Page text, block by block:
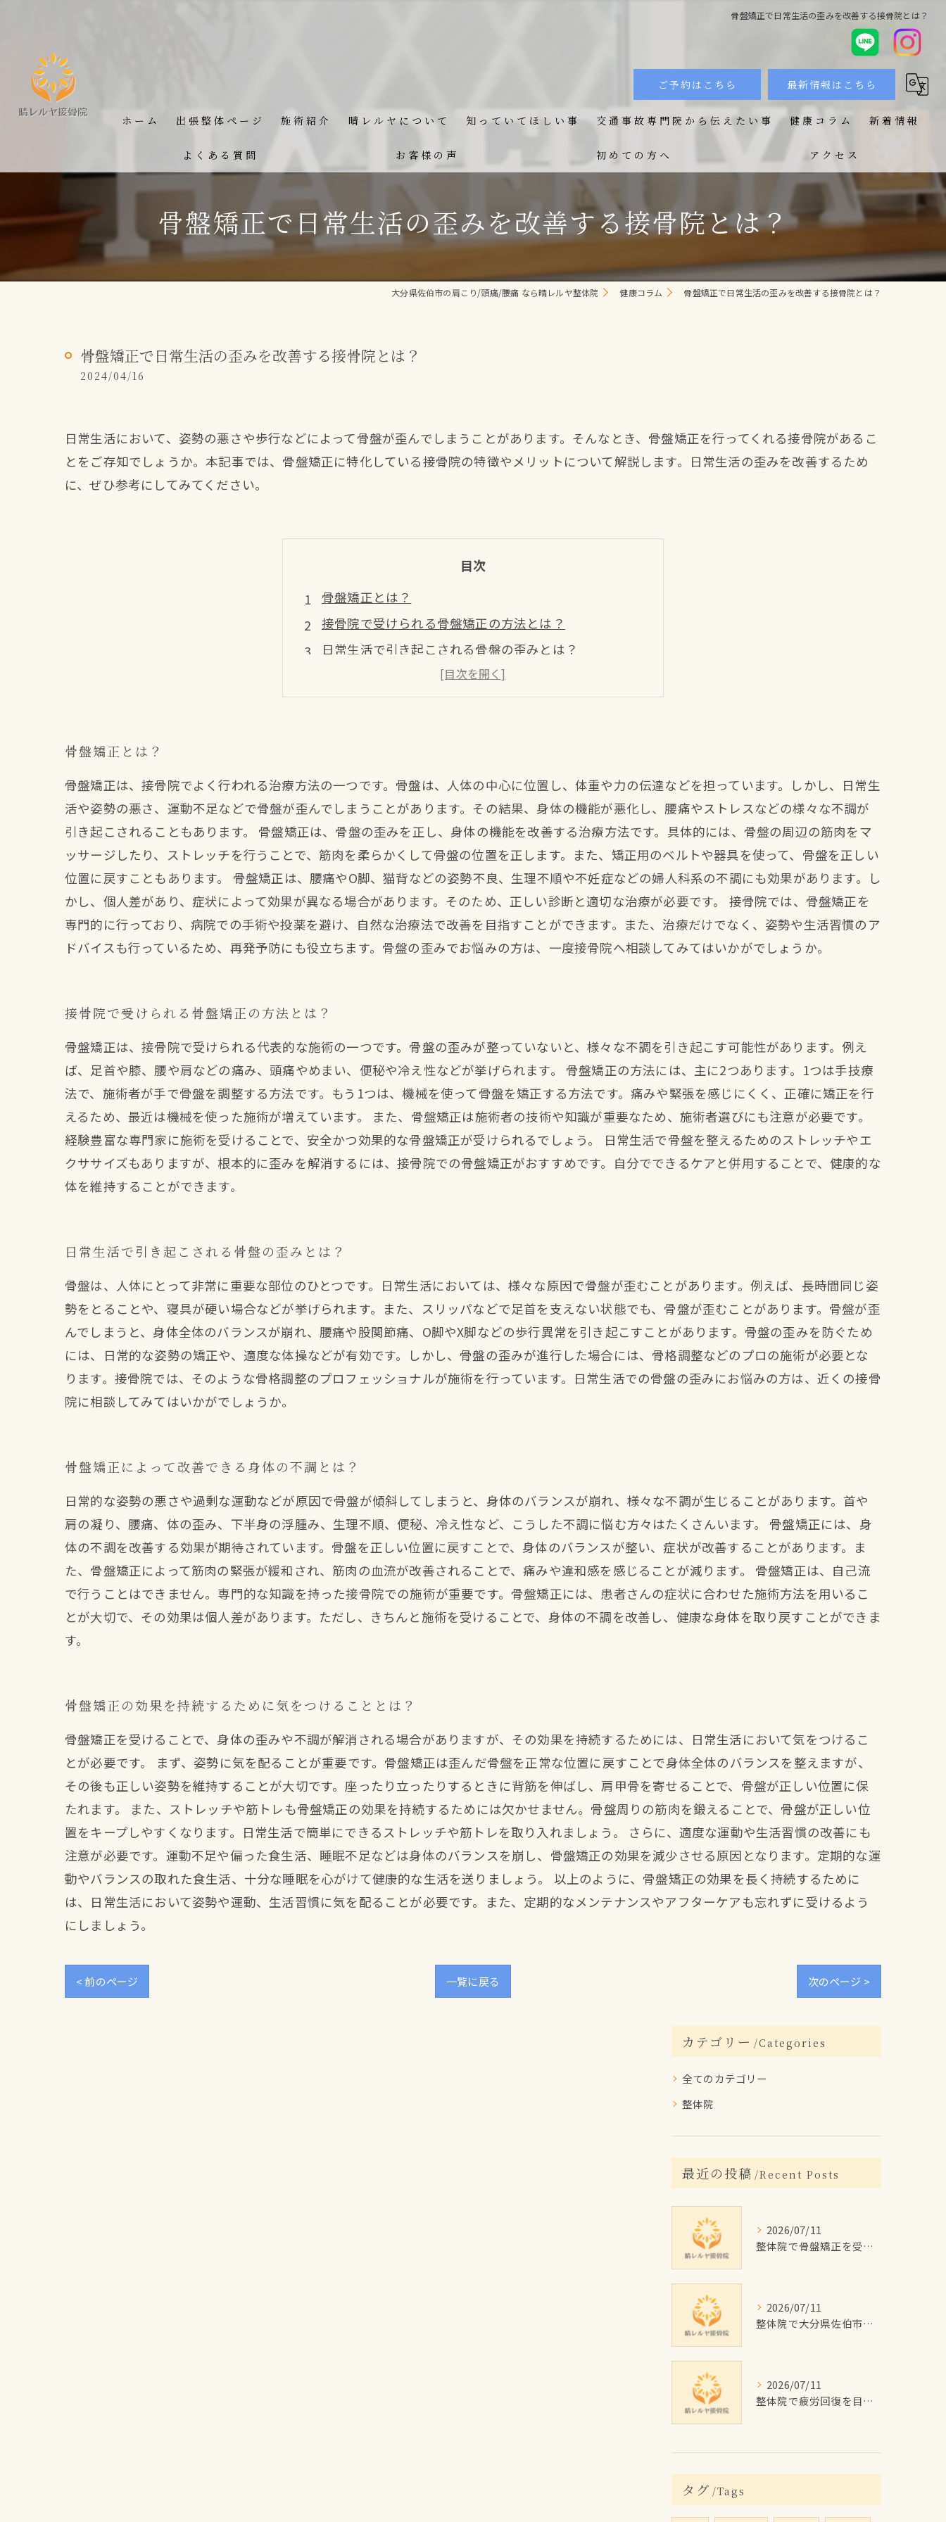
骨盤矯正で日常生活の歪みを改善する接骨院とは？
ご予約はこちら 最新情報はこちら
ホーム 出張整体ページ 施術紹介 晴レルヤについて 知っていてほしい事 交通事故専門院から伝えたい事 健康コラム 新着情報
よくある質問 お客様の声 初めての方へ アクセス
骨盤矯正で日常生活の歪みを改善する接骨院とは？
大分県佐伯市の肩こり/頭痛/腰痛 なら晴レルヤ整体院 健康コラム 骨盤矯正で日常生活の歪みを改善する接骨院とは？
骨盤矯正で日常生活の歪みを改善する接骨院とは？
2024/04/16
日常生活において、姿勢の悪さや歩行などによって骨盤が歪んでしまうことがあります。そんなとき、骨盤矯正を行ってくれる接骨院があるこ
とをご存知でしょうか。本記事では、骨盤矯正に特化している接骨院の特徴やメリットについて解説します。日常生活の歪みを改善するため
に、ぜひ参考にしてみてください。
目次
骨盤矯正とは？
接骨院で受けられる骨盤矯正の方法とは？
日常生活で引き起こされる骨盤の歪みとは？
骨盤矯正によって改善できる身体の不調とは？
骨盤矯正の効果を持続するために気をつけることとは？
骨盤矯正とは？
骨盤矯正は、接骨院でよく行われる治療方法の一つです。骨盤は、人体の中心に位置し、体重や力の伝達などを担っています。しかし、日常生
活や姿勢の悪さ、運動不足などで骨盤が歪んでしまうことがあります。その結果、身体の機能が悪化し、腰痛やストレスなどの様々な不調が
引き起こされることもあります。 骨盤矯正は、骨盤の歪みを正し、身体の機能を改善する治療方法です。具体的には、骨盤の周辺の筋肉をマ
ッサージしたり、ストレッチを行うことで、筋肉を柔らかくして骨盤の位置を正します。また、矯正用のベルトや器具を使って、骨盤を正しい
位置に戻すこともあります。 骨盤矯正は、腰痛やO脚、猫背などの姿勢不良、生理不順や不妊症などの婦人科系の不調にも効果があります。し
かし、個人差があり、症状によって効果が異なる場合があります。そのため、正しい診断と適切な治療が必要です。 接骨院では、骨盤矯正を
専門的に行っており、病院での手術や投薬を避け、自然な治療法で改善を目指すことができます。また、治療だけでなく、姿勢や生活習慣のア
ドバイスも行っているため、再発予防にも役立ちます。骨盤の歪みでお悩みの方は、一度接骨院へ相談してみてはいかがでしょうか。
接骨院で受けられる骨盤矯正の方法とは？
骨盤矯正は、接骨院で受けられる代表的な施術の一つです。骨盤の歪みが整っていないと、様々な不調を引き起こす可能性があります。例え
ば、足首や膝、腰や肩などの痛み、頭痛やめまい、便秘や冷え性などが挙げられます。 骨盤矯正の方法には、主に2つあります。1つは手技療
法で、施術者が手で骨盤を調整する方法です。もう1つは、機械を使って骨盤を矯正する方法です。痛みや緊張を感じにくく、正確に矯正を行
えるため、最近は機械を使った施術が増えています。 また、骨盤矯正は施術者の技術や知識が重要なため、施術者選びにも注意が必要です。
経験豊富な専門家に施術を受けることで、安全かつ効果的な骨盤矯正が受けられるでしょう。 日常生活で骨盤を整えるためのストレッチやエ
クササイズもありますが、根本的に歪みを解消するには、接骨院での骨盤矯正がおすすめです。自分でできるケアと併用することで、健康的な
体を維持することができます。
日常生活で引き起こされる骨盤の歪みとは？
骨盤は、人体にとって非常に重要な部位のひとつです。日常生活においては、様々な原因で骨盤が歪むことがあります。例えば、長時間同じ姿
勢をとることや、寝具が硬い場合などが挙げられます。また、スリッパなどで足首を支えない状態でも、骨盤が歪むことがあります。骨盤が歪
んでしまうと、身体全体のバランスが崩れ、腰痛や股関節痛、O脚やX脚などの歩行異常を引き起こすことがあります。骨盤の歪みを防ぐため
には、日常的な姿勢の矯正や、適度な体操などが有効です。しかし、骨盤の歪みが進行した場合には、骨格調整などのプロの施術が必要とな
ります。接骨院では、そのような骨格調整のプロフェッショナルが施術を行っています。日常生活での骨盤の歪みにお悩みの方は、近くの接骨
院に相談してみてはいかがでしょうか。
骨盤矯正によって改善できる身体の不調とは？
日常的な姿勢の悪さや過剰な運動などが原因で骨盤が傾斜してしまうと、身体のバランスが崩れ、様々な不調が生じることがあります。首や
肩の凝り、腰痛、体の歪み、下半身の浮腫み、生理不順、便秘、冷え性など、こうした不調に悩む方々はたくさんいます。 骨盤矯正には、身
体の不調を改善する効果が期待されています。骨盤を正しい位置に戻すことで、身体のバランスが整い、症状が改善することがあります。ま
た、骨盤矯正によって筋肉の緊張が緩和され、筋肉の血流が改善されることで、痛みや違和感を感じることが減ります。 骨盤矯正は、自己流
で行うことはできません。専門的な知識を持った接骨院での施術が重要です。骨盤矯正には、患者さんの症状に合わせた施術方法を用いるこ
とが大切で、その効果は個人差があります。ただし、きちんと施術を受けることで、身体の不調を改善し、健康な身体を取り戻すことができま
す。
骨盤矯正の効果を持続するために気をつけることとは？
骨盤矯正を受けることで、身体の歪みや不調が解消される場合がありますが、その効果を持続するためには、日常生活において気をつけるこ
とが必要です。 まず、姿勢に気を配ることが重要です。骨盤矯正は歪んだ骨盤を正常な位置に戻すことで身体全体のバランスを整えますが、
その後も正しい姿勢を維持することが大切です。座ったり立ったりするときに背筋を伸ばし、肩甲骨を寄せることで、骨盤が正しい位置に保
たれます。 また、ストレッチや筋トレも骨盤矯正の効果を持続するためには欠かせません。骨盤周りの筋肉を鍛えることで、骨盤が正しい位
置をキープしやすくなります。日常生活で簡単にできるストレッチや筋トレを取り入れましょう。 さらに、適度な運動や生活習慣の改善にも
注意が必要です。運動不足や偏った食生活、睡眠不足などは身体のバランスを崩し、骨盤矯正の効果を減少させる原因となります。定期的な運
動やバランスの取れた食生活、十分な睡眠を心がけて健康的な生活を送りましょう。 以上のように、骨盤矯正の効果を長く持続するために
は、日常生活において姿勢や運動、生活習慣に気を配ることが必要です。また、定期的なメンテナンスやアフターケアも忘れずに受けるよう
にしましょう。
< 前のページ 一覧に戻る 次のページ >
カテゴリー Categories
全てのカテゴリー
整体院
最近の投稿 Recent Posts
2026/07/11
整体院で骨盤矯正を受けたい大分県佐伯市の女性に向けた施術回数や費用目安と通院計画ガイド
2026/07/11
整体院で大分県佐伯市のむくみを根本改善するためのセルフケアと施術のポイント解説
2026/07/11
整体院で疲労回復を目指す佐伯市の施術効果と費用・通院プラン徹底解説
タグ Tags